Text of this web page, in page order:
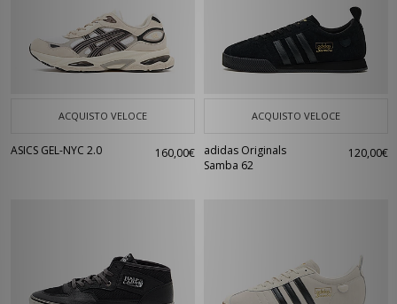
ACQUISTO VELOCE
ASICS GEL-NYC 2.0 160,00€
ACQUISTO VELOCE
adidas Originals
Samba 62
120,00€